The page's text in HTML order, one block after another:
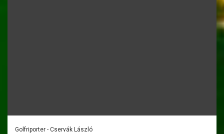
Golfriporter - Cservák László